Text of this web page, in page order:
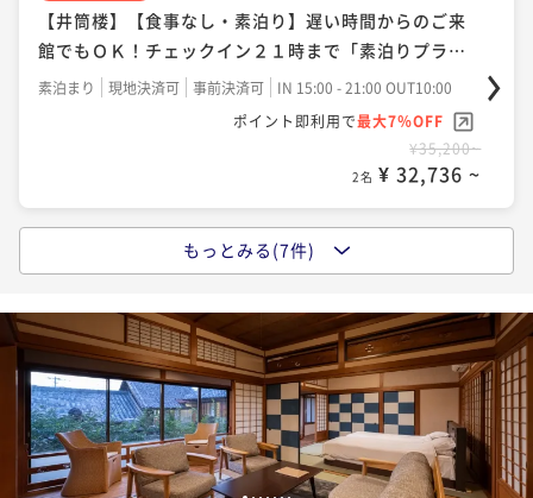
ポイントアップ
【井筒楼】贅沢に海の恵みを堪能！至福の夕食「郷土
の幸 極上舟盛付きお糸路プラン」
事前決済可
IN 15:00 - 19:00 OUT10:00
最大7％OFF
¥70,400~
2名 ¥ 65,472 ~
【グルメの達人】今が旬！冬季限定！ふぐの名勝・伊
良湖岬「特選天然とらふぐ会席」
二食付き 現地決済可 事前決済可
IN 15:00 - 19:00 OUT10:00
ポイント即利用で最大7％OFF
¥99,000~
2名 ¥ 92,070 ~
【井筒楼】【早期割60】10％OFF！鮮度抜群の新鮮魚
貝！２食付スタンダード「お糸路プラン」
二食付き 事前決済可
IN 15:00 - 19:00 OUT10:00
ポイント即利用で最大7％OFF
¥49,500~
2名 ¥ 46,035 ~
【井筒楼】１品プラス！旬の地魚会席とあつみ牛を堪
能「石焼ステーキ付きお糸路プラン」
二食付き 現地決済可 事前決済可
IN 15:00 - 19:00 OUT10:00
ポイント即利用で最大7％OFF
¥57,200~
2名 ¥ 53,196 ~
【井筒楼】【食事なし・素泊り】遅い時間からのご来
館でもＯＫ！チェックイン２１時まで「素泊りプラ
ン」
素泊まり 現地決済可 事前決済可
IN 15:00 - 21:00 OUT10:00
ポイント即利用で最大7％OFF
¥35,200~
2名 ¥ 32,736 ~
【井筒楼】【ご夕食無し】遅い時間からのご来館でも
ＯＫ！チェックイン２１時まで「朝食付きプラン」
朝食付き 現地決済可 事前決済可
IN 15:00 - 21:00 OUT10:00
ポイント即利用で最大7％OFF
¥41,800~
2名 ¥ 38,874 ~
もっとみる(7件)